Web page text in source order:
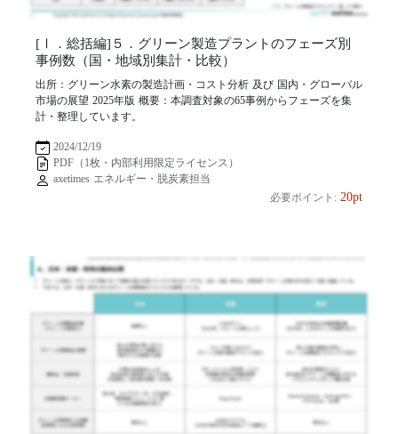
[Ⅰ．総括編]５．グリーン製造プラントのフェーズ別
事例数（国・地域別集計・比較）
出所：グリーン水素の製造計画・コスト分析 及び 国内・グローバル
市場の展望 2025年版 概要：本調査対象の65事例からフェーズを集
計・整理しています。
2024/12/19
PDF（1枚・内部利用限定ライセンス）
axetimes エネルギー・脱炭素担当
必要ポイント: 20pt